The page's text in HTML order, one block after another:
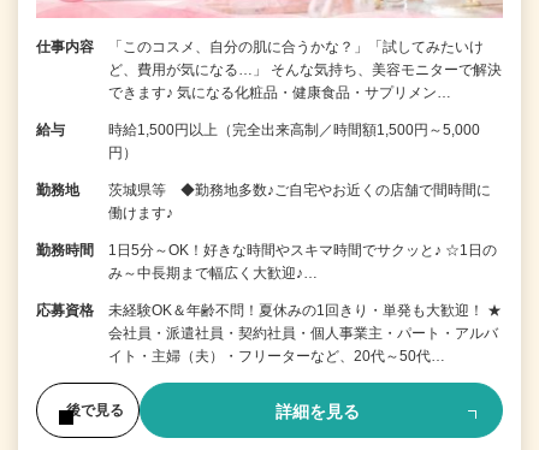
仕事内容
「このコスメ、自分の肌に合うかな？」「試してみたいけ
ど、費用が気になる…」 そんな気持ち、美容モニターで解決
できます♪ 気になる化粧品・健康食品・サプリメン…
給与
時給1,500円以上（完全出来高制／時間額1,500円～5,000
円）
勤務地
茨城県等 ◆勤務地多数♪ご自宅やお近くの店舗で間時間に
働けます♪
勤務時間
1日5分～OK！好きな時間やスキマ時間でサクッと♪ ☆1日の
み～中長期まで幅広く大歓迎♪…
応募資格
未経験OK＆年齢不問！夏休みの1回きり・単発も大歓迎！ ★
会社員・派遣社員・契約社員・個人事業主・パート・アルバ
イト・主婦（夫）・フリーターなど、20代～50代…
後で見る 詳細を見る